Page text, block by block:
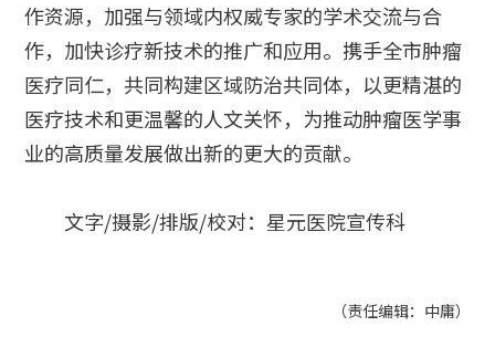
作资源，加强与领域内权威专家的学术交流与合
作，加快诊疗新技术的推广和应用。携手全市肿瘤
医疗同仁，共同构建区域防治共同体，以更精湛的
医疗技术和更温馨的人文关怀，为推动肿瘤医学事
业的高质量发展做出新的更大的贡献。
文字/摄影/排版/校对：星元医院宣传科
（责任编辑：中庸）